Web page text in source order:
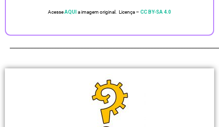
AcesseAQUI a imagem original. Licença – CC BY-SA 4.0